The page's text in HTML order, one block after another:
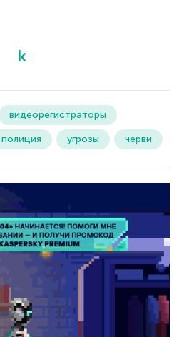
видеорегистраторы
полиция угрозы черви